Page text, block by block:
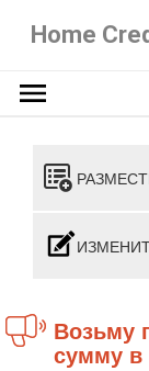
Home
Возьму прямо сегодня небольшую
сумму в